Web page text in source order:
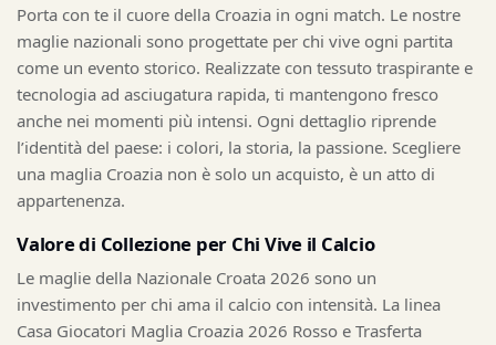
Porta con te il cuore della Croazia in ogni match. Le nostre
maglie nazionali sono progettate per chi vive ogni partita
come un evento storico. Realizzate con tessuto traspirante e
tecnologia ad asciugatura rapida, ti mantengono fresco
anche nei momenti più intensi. Ogni dettaglio riprende
l’identità del paese: i colori, la storia, la passione. Scegliere
una maglia Croazia non è solo un acquisto, è un atto di
appartenenza.
Valore di Collezione per Chi Vive il Calcio
Le maglie della Nazionale Croata 2026 sono un
investimento per chi ama il calcio con intensità. La linea
Casa Giocatori Maglia Croazia 2026 Rosso e Trasferta